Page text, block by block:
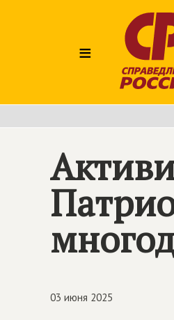
≡
03 июня 2025